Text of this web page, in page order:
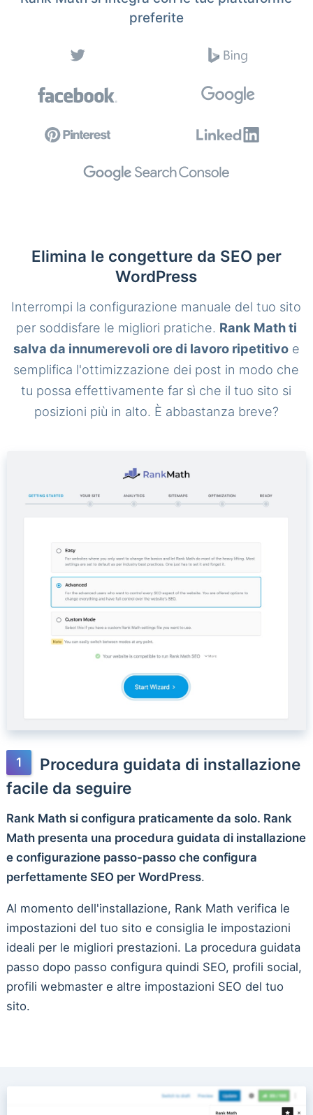
preferite
Elimina le congetture da SEO per
WordPress
Interrompi la configurazione manuale del tuo sito
per soddisfare le migliori pratiche. Rank Math ti
salva da innumerevoli ore di lavoro ripetitivoe
semplifica l'ottimizzazione dei post in modo che
tu possa effettivamente far sì che il tuo sito si
posizioni più in alto. È abbastanza breve?
Procedura guidata di installazione
facile da seguire
Rank Math si configura praticamente da solo. Rank
Math presenta una procedura guidata di installazione
e configurazione passo-passo che configura
perfettamente SEO per WordPress.
Al momento dell'installazione, Rank Math verifica le
impostazioni del tuo sito e consiglia le impostazioni
ideali per le migliori prestazioni. La procedura guidata
passo dopo passo configura quindi SEO, profili social,
profili webmaster e altre impostazioni SEO del tuo
sito.